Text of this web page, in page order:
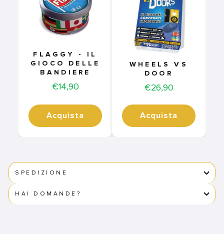
FLAGGY - IL
GIOCO DELLE
BANDIERE
Price
€14,90
Acquista
WHEELS VS
DOOR
Price
€26,90
Acquista
SPEDIZIONE
HAI DOMANDE?